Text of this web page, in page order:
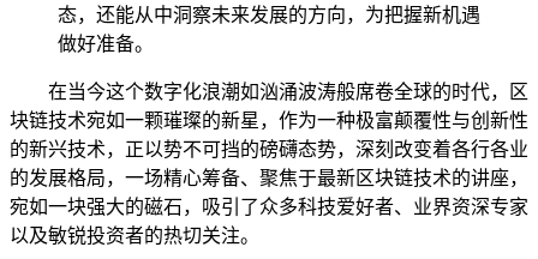
态，还能从中洞察未来发展的方向，为把握新机遇
做好准备。
在当今这个数字化浪潮如汹涌波涛般席卷全球的时代，区
块链技术宛如一颗璀璨的新星，作为一种极富颠覆性与创新性
的新兴技术，正以势不可挡的磅礴态势，深刻改变着各行各业
的发展格局，一场精心筹备、聚焦于最新区块链技术的讲座，
宛如一块强大的磁石，吸引了众多科技爱好者、业界资深专家
以及敏锐投资者的热切关注。